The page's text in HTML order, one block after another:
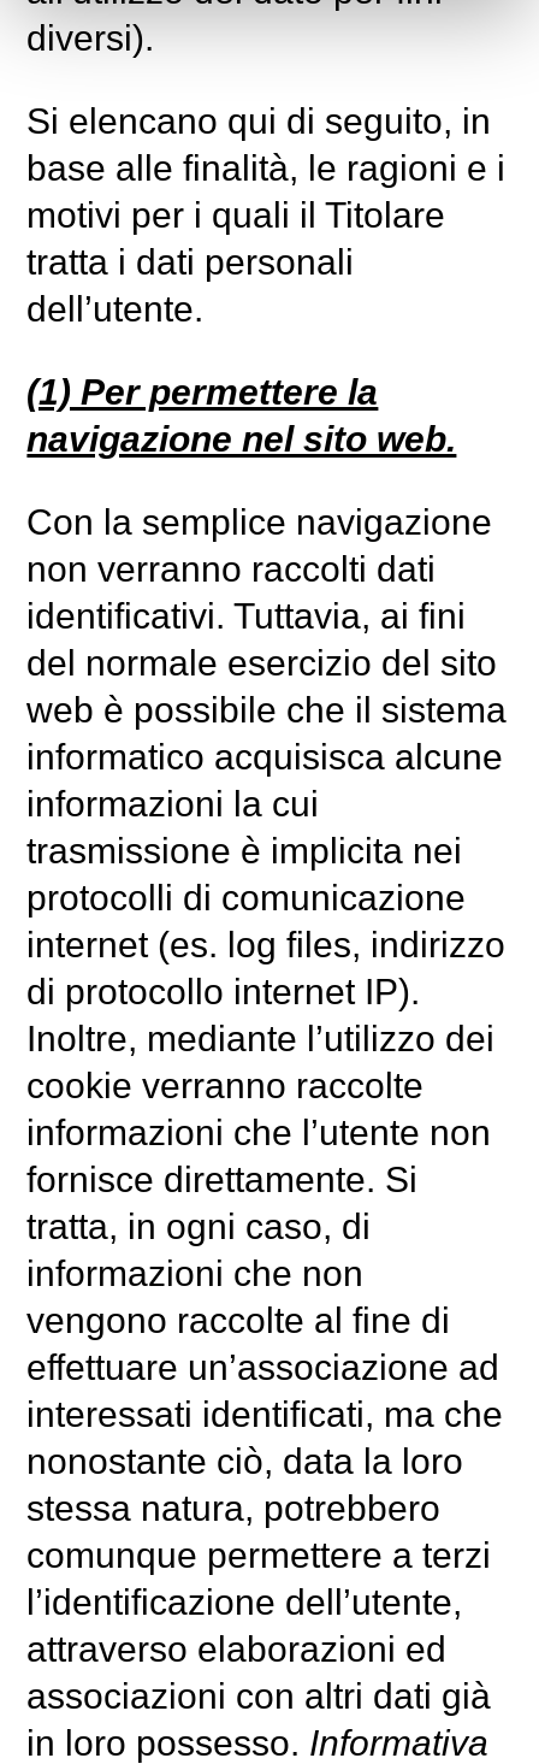
diversi).
Si elencano qui di seguito, in
base alle finalità, le ragioni e i
motivi per i quali il Titolare
tratta i dati personali
dell’utente.
(1) Per permettere la
navigazione nel sito web.
Con la semplice navigazione
non verranno raccolti dati
identificativi. Tuttavia, ai fini
del normale esercizio del sito
web è possibile che il sistema
informatico acquisisca alcune
informazioni la cui
trasmissione è implicita nei
protocolli di comunicazione
internet (es. log files, indirizzo
di protocollo internet IP).
Inoltre, mediante l’utilizzo dei
cookie verranno raccolte
informazioni che l’utente non
fornisce direttamente. Si
tratta, in ogni caso, di
informazioni che non
vengono raccolte al fine di
effettuare un’associazione ad
interessati identificati, ma che
nonostante ciò, data la loro
stessa natura, potrebbero
comunque permettere a terzi
l’identificazione dell’utente,
attraverso elaborazioni ed
associazioni con altri dati già
in loro possesso. Informativa